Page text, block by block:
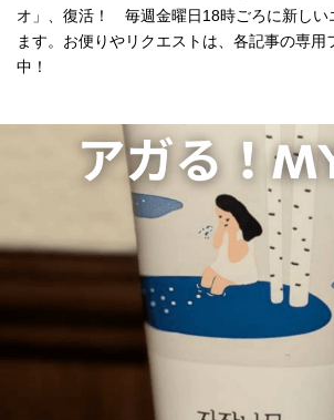
オ」、復活！ 毎週金曜日18時ごろに新しい
ます。お便りやリクエストは、各記事の専用
中！